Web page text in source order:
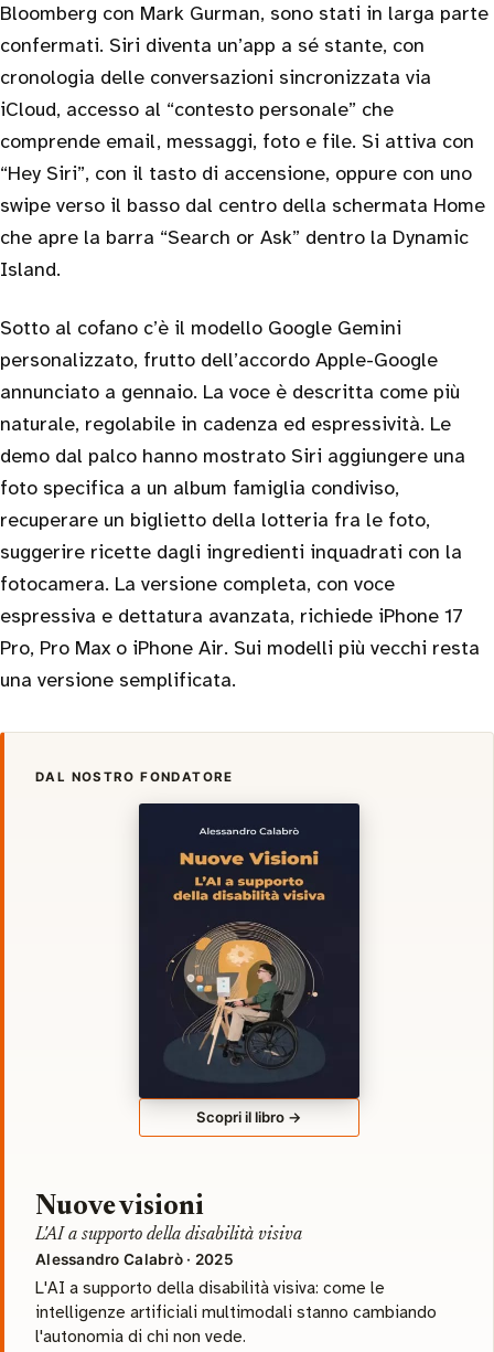
Bloomberg con Mark Gurman, sono stati in larga parte
confermati. Siri diventa un’app a sé stante, con
cronologia delle conversazioni sincronizzata via
iCloud, accesso al “contesto personale” che
comprende email, messaggi, foto e file. Si attiva con
“Hey Siri”, con il tasto di accensione, oppure con uno
swipe verso il basso dal centro della schermata Home
che apre la barra “Search or Ask” dentro la Dynamic
Island.
Sotto al cofano c’è il modello Google Gemini
personalizzato, frutto dell’accordo Apple-Google
annunciato a gennaio. La voce è descritta come più
naturale, regolabile in cadenza ed espressività. Le
demo dal palco hanno mostrato Siri aggiungere una
foto specifica a un album famiglia condiviso,
recuperare un biglietto della lotteria fra le foto,
suggerire ricette dagli ingredienti inquadrati con la
fotocamera. La versione completa, con voce
espressiva e dettatura avanzata, richiede iPhone 17
Pro, Pro Max o iPhone Air. Sui modelli più vecchi resta
una versione semplificata.
DAL NOSTRO FONDATORE
Scopri il libro →
Nuove visioni
L'AI a supporto della disabilità visiva
Alessandro Calabrò · 2025
L'AI a supporto della disabilità visiva: come le
intelligenze artificiali multimodali stanno cambiando
l'autonomia di chi non vede.